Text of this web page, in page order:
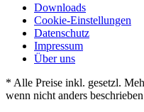
Downloads
Cookie-Einstellungen
Datenschutz
Impressum
Über uns
* Alle Preise inkl. gesetzl.
wenn nicht anders beschrieben